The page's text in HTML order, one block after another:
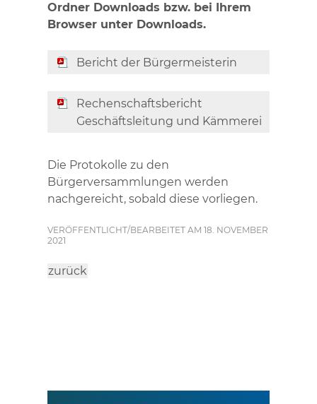
Ordner Downloads bzw. bei Ihrem
Browser unter Downloads.
Bericht der Bürgermeisterin
Rechenschaftsbericht
Geschäftsleitung und Kämmerei
Die Protokolle zu den
Bürgerversammlungen werden
nachgereicht, sobald diese vorliegen.
VERÖFFENTLICHT/BEARBEITET AM 18. NOVEMBER
2021
zurück